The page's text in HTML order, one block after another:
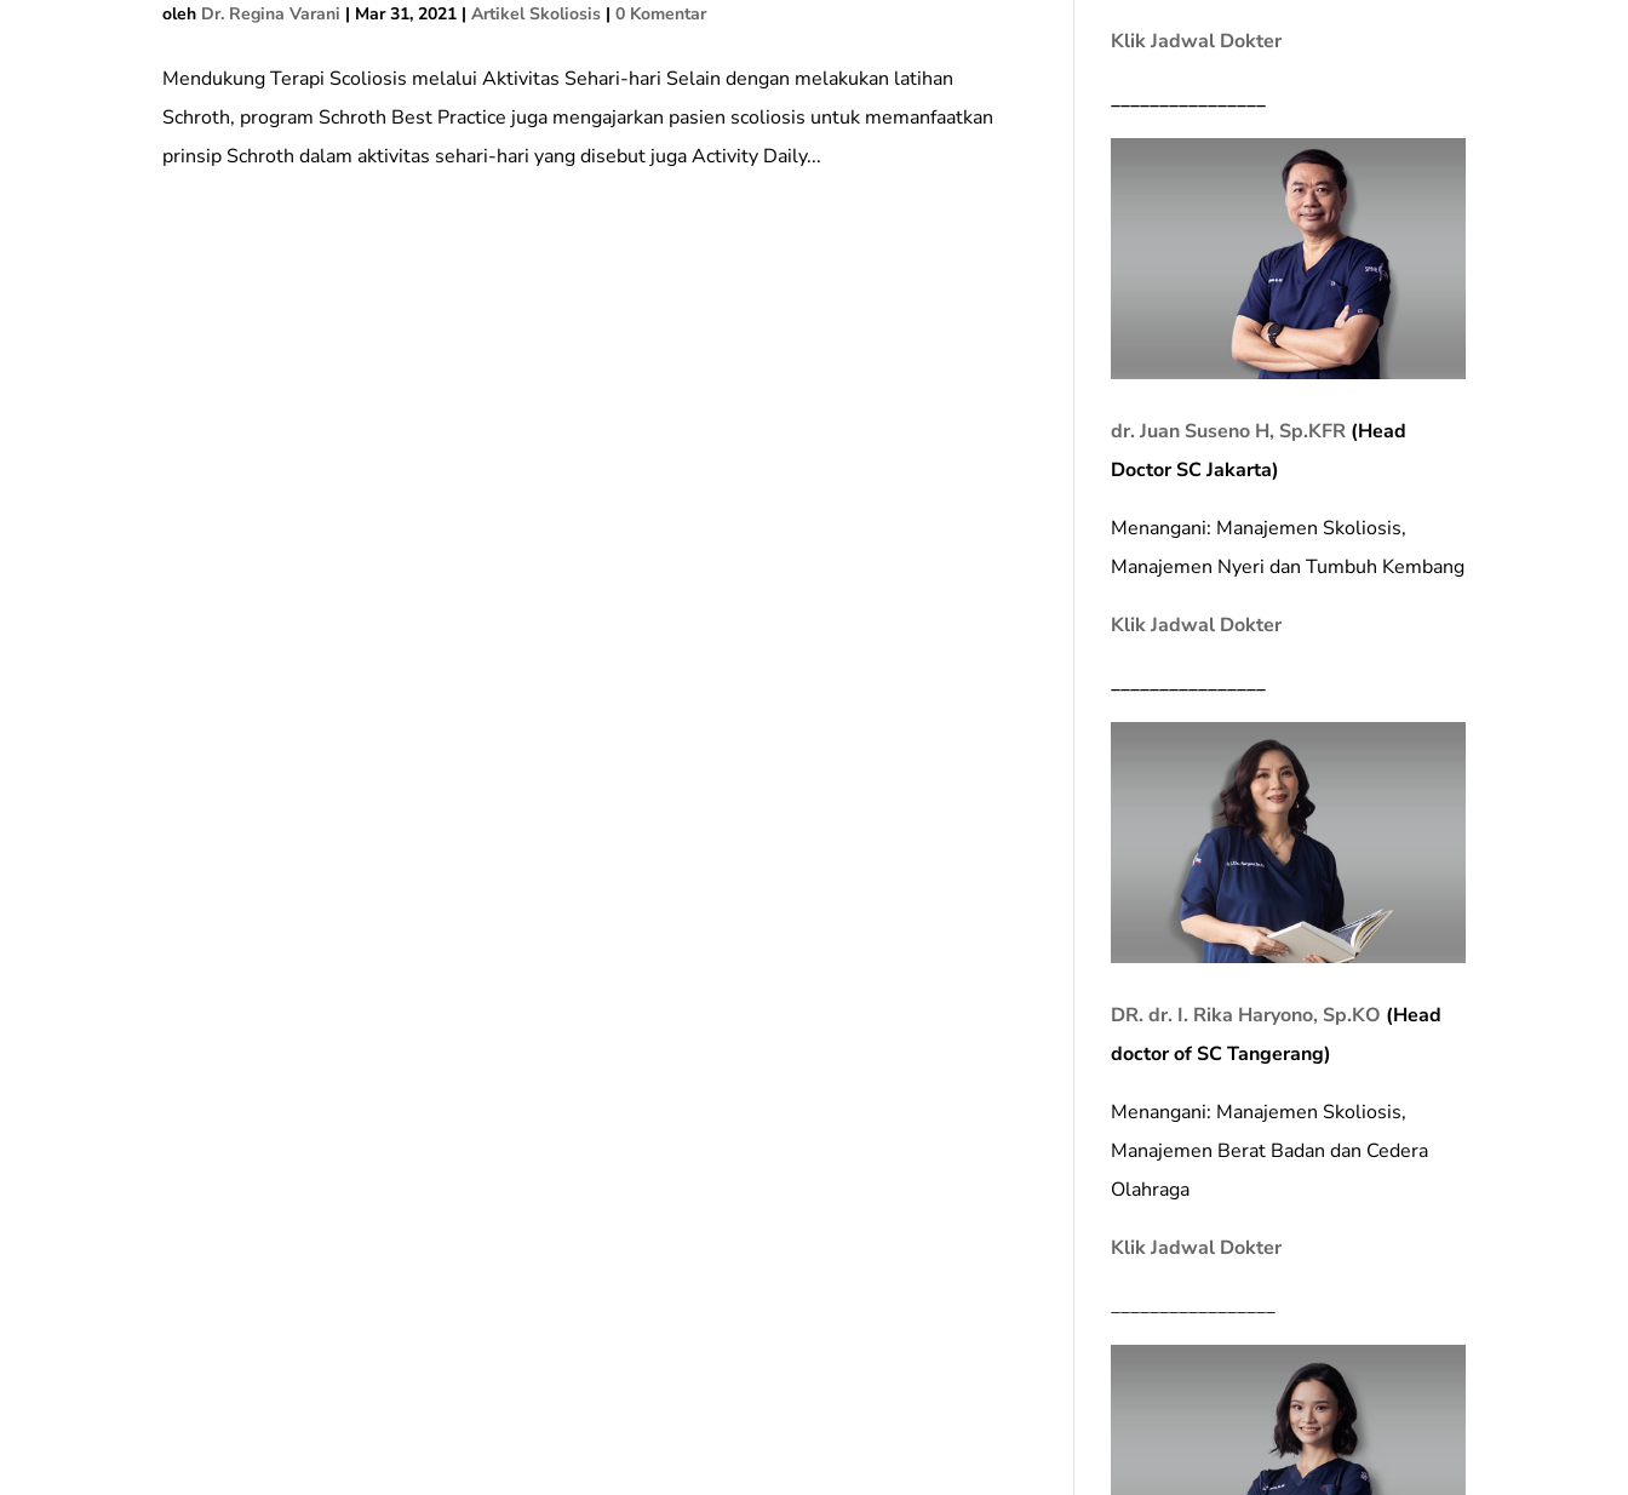
oleh Dr. Regina Varani | Mar 31, 2021 |Artikel Skoliosis |0 Komentar
Mendukung Terapi Scoliosis melalui Aktivitas Sehari-hari Selain dengan melakukan latihan
Schroth, program Schroth Best Practice juga mengajarkan pasien scoliosis untuk memanfaatkan
prinsip Schroth dalam aktivitas sehari-hari yang disebut juga Activity Daily...
Klik Jadwal Dokter
________________
dr. Juan Suseno H, Sp.KFR (Head
Doctor SC Jakarta)
Menangani: Manajemen Skoliosis,
Manajemen Nyeri dan Tumbuh Kembang
Klik Jadwal Dokter
________________
DR. dr. I. Rika Haryono, Sp.KO (Head
doctor of SC Tangerang)
Menangani: Manajemen Skoliosis,
Manajemen Berat Badan dan Cedera
Olahraga
Klik Jadwal Dokter
_________________